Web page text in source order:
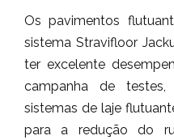
Os pavimentos
sistema Stravifloor
ter excelente
campanha de
sistemas de laje
para a redução do